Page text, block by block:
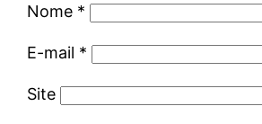
Nome *
E-mail *
Site